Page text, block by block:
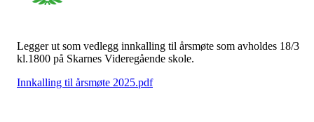
Legger ut som vedlegg innkalling til årsmøte som avholdes 18/3
kl.1800 på Skarnes Videregående skole.
Innkalling til årsmøte 2025.pdf